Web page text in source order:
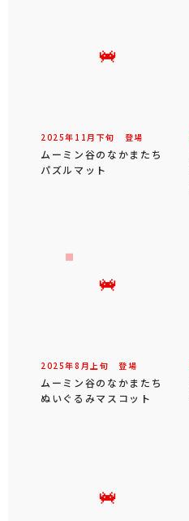
2025年 11 月 下旬 登場
ムーミン谷のなかまたち
パズルマット
2025年8 月 上旬 登場
ムーミン谷のなかまたち
ぬいぐるみマスコット